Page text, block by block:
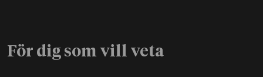
För dig som vill veta